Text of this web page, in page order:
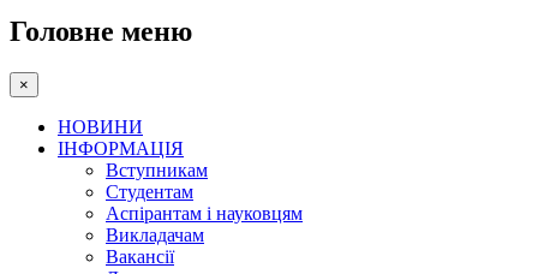
Головне меню
×
НОВИНИ
ІНФОРМАЦІЯ
Вступникам
Студентам
Аспірантам і науковцям
Викладачам
Вакансії